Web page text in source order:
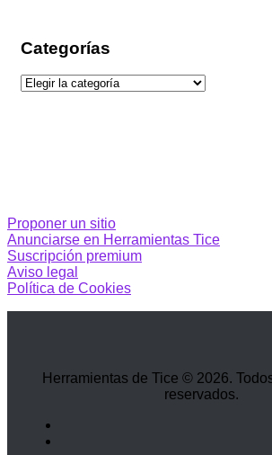
Categorías
Categorías
Proponer un sitio
Anunciarse en Herramientas Tice
Suscripción premium
Aviso legal
Política de Cookies
Herramientas de Tice © 2026.
reservados.